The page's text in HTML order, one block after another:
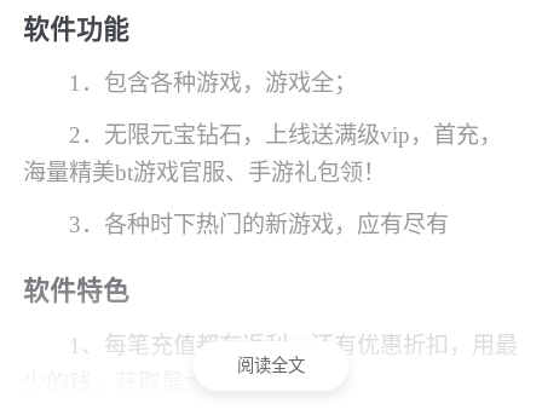
软件功能
1．包含各种游戏，游戏全；
2．无限元宝钻石，上线送满级vip，首充，
海量精美bt游戏官服、手游礼包领！
3．各种时下热门的新游戏，应有尽有
软件特色
1、每笔充值都有返利，还有优惠折扣，用最
阅读全文